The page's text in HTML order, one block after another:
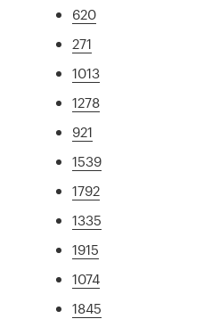
620
271
1013
1278
921
1539
1792
1335
1915
1074
1845